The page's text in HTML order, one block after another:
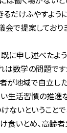
だけふやすよ
で提案してお
に申し述べたよ
数学の問題で
が地域で自立し
生活習慣の推進
ないということで
食いとめ、高齢